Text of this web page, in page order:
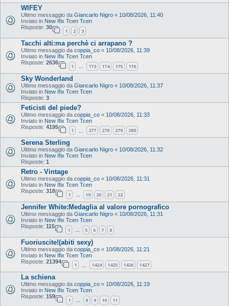
WIFEY
Ultimo messaggio da Giancarlo Nigro « 10/08/2026, 11:40
Inviato in New Ifix Tcen Tcen
Risposte: 30
1 2 3
Tacchi alti:ma perchè ci arrapano ?
Ultimo messaggio da coppia_co « 10/08/2026, 11:39
Inviato in New Ifix Tcen Tcen
Risposte: 2636
1 … 173 174 175 176
Sky Wonderland
Ultimo messaggio da Giancarlo Nigro « 10/08/2026, 11:37
Inviato in New Ifix Tcen Tcen
Risposte: 3
Feticisti del piede?
Ultimo messaggio da coppia_co « 10/08/2026, 11:33
Inviato in New Ifix Tcen Tcen
Risposte: 4195
1 277 278 279 280
Serena Sterling
Ultimo messaggio da Giancarlo Nigro « 10/08/2026, 11:32
Inviato in New Ifix Tcen Tcen
Risposte: 1
Retro - Vintage
Ultimo messaggio da coppia_co « 10/08/2026, 11:31
Inviato in New Ifix Tcen Tcen
Risposte: 318
1 … 19 20 21 22
Jennifer White:Medaglia al valore pornografico
Ultimo messaggio da Giancarlo Nigro « 10/08/2026, 11:31
Inviato in New Ifix Tcen Tcen
Risposte: 115
1 … 5 6 7 8
Fuoriuscite!(abiti sexy)
Ultimo messaggio da coppia_co « 10/08/2026, 11:21
Inviato in New Ifix Tcen Tcen
Risposte: 21394
1 1424 1425 1426 1427
La schiena
Ultimo messaggio da coppia_co « 10/08/2026, 11:19
Inviato in New Ifix Tcen Tcen
Risposte: 159
1 … 8 9 10 11